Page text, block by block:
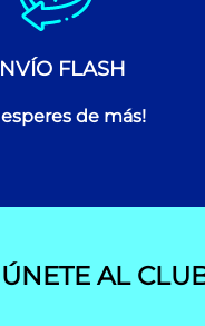
FLASH
esperes de más!
ÚNETE AL